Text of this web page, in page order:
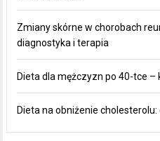
Zmiany skórne w chorobach
diagnostyka i terapia
Dieta dla mężczyzn po 40-tce –
Dieta na obniżenie